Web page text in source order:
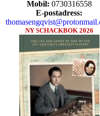
Mobil: 0730316558
E-postadress:
NY SCHACKBOK 2026